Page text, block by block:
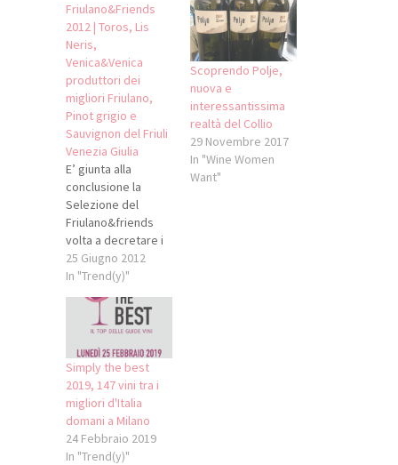
Friulano&Friends
2012 | Toros, Lis
Neris,
Venica&Venica
produttori dei
migliori Friulano,
Pinot grigio e
Sauvignon del Friuli
Venezia Giulia
E’ giunta alla
conclusione la
Selezione del
Friulano&friends
volta a decretare i
migliori Friulano,
Sauvignon e Pinot
grigio dell’ultima
vendemmia messa
in commercio e
ottenuti in FVG che
ha proclamato i
nomi di Toros, Lis
Neris e
Venica&Venica quali
aziende produttrici
dei migliori Friulano,
25 Giugno 2012
In "Trend(y)"
Scoprendo Polje,
nuova e
interessantissima
realtà del Collio
29 Novembre 2017
In "Wine Women
Want"
Simply the best
2019, 147 vini tra i
migliori d'Italia
domani a Milano
24 Febbraio 2019
In "Trend(y)"